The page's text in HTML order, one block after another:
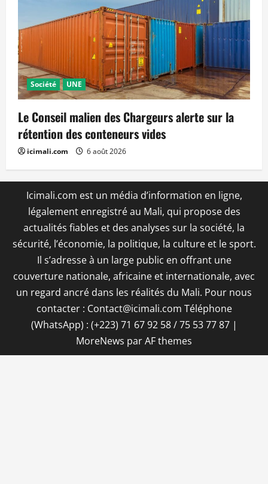
Société UNE
Le Conseil malien des Chargeurs alerte sur la
rétention des conteneurs vides
icimali.com 6 août 2026
Icimali.com est un média d’information en ligne,
légalement enregistré au Mali, qui propose des
actualités fiables et des analyses sur la société, la
sécurité, l’économie, la politique, la culture et le sport.
Il s’adresse à un large public en offrant une
couverture nationale, africaine et internationale, avec
un regard ancré dans les réalités du Mali. Pour nous
contacter : Contact@icimali.com Téléphone
(WhatsApp) : (+223) 71 67 92 58 / 75 53 77 87 |
MoreNews par AF themes